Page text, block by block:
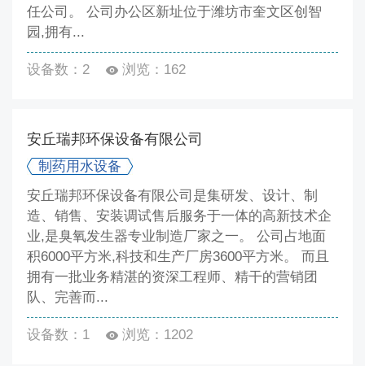
任公司。 公司办公区新址位于潍坊市奎文区创智
园,拥有...
设备数：2 浏览：162
安丘瑞邦环保设备有限公司
制药用水设备
安丘瑞邦环保设备有限公司是集研发、设计、制
造、销售、安装调试售后服务于一体的高新技术企
业,是臭氧发生器专业制造厂家之一。 公司占地面
积6000平方米,科技和生产厂房3600平方米。 而且
拥有一批业务精湛的资深工程师、精干的营销团
队、完善而...
设备数：1 浏览：1202